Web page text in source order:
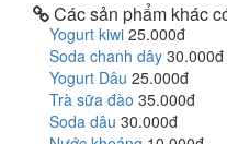
Các sản phẩm khác
Yogurt kiwi 25.000đ
Soda chanh dây 30.000đ
Yogurt Dâu 25.000đ
Trà sữa đào 35.000đ
Soda dâu 30.000đ